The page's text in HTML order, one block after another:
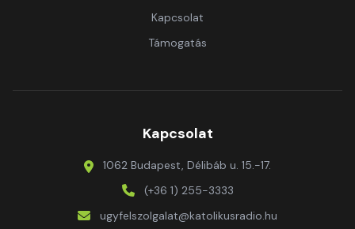
Kapcsolat
Támogatás
Kapcsolat
1062 Budapest, Délibáb u. 15.-17.
(+36 1) 255-3333
ugyfelszolgalat@katolikusradio.hu